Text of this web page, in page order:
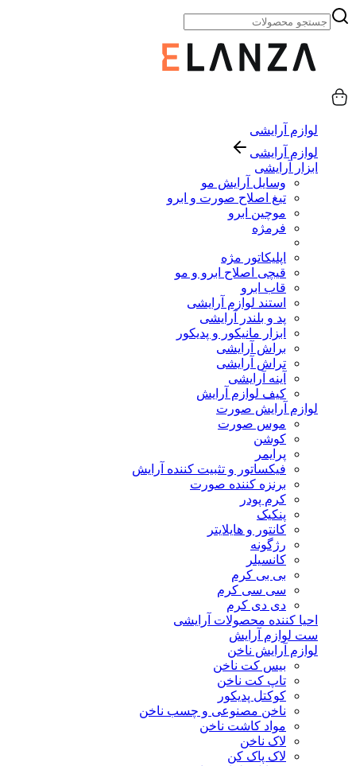
لوازم آرایشی
لوازم آرایشی
ابزار آرایشی
وسایل آرایش مو
تیغ اصلاح صورت و ابرو
موچین ابرو
فرمژه
اپلیکاتور مژه
قیچی اصلاح ابرو و مو
قاب ابرو
استند لوازم آرایشی
پد و بلندر آرایشی
ابزار مانیکور و پدیکور
براش آرایشی
تراش آرایشی
آینه آرایشی
کیف لوازم آرایش
لوازم آرایش صورت
موس صورت
کوشن
پرایمر
فیکساتور و تثبیت کننده آرایش
برنزه کننده صورت
کرم پودر
پنکیک
کانتور و هایلایتر
رژگونه
کانسیلر
بی بی کرم
سی سی کرم
دی دی کرم
احیا کننده محصولات آرایشی
ست لوازم آرایش
لوازم آرایش ناخن
بیس کت ناخن
تاپ کت ناخن
کوکتل پدیکور
ناخن مصنوعی و چسب ناخن
مواد کاشت ناخن
لاک ناخن
لاک پاک کن